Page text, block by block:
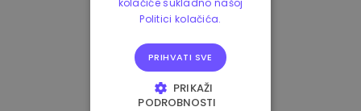
Politici kolačića.
PRIHVATI SVE
PRIKAŽI
PODROBNOSTI